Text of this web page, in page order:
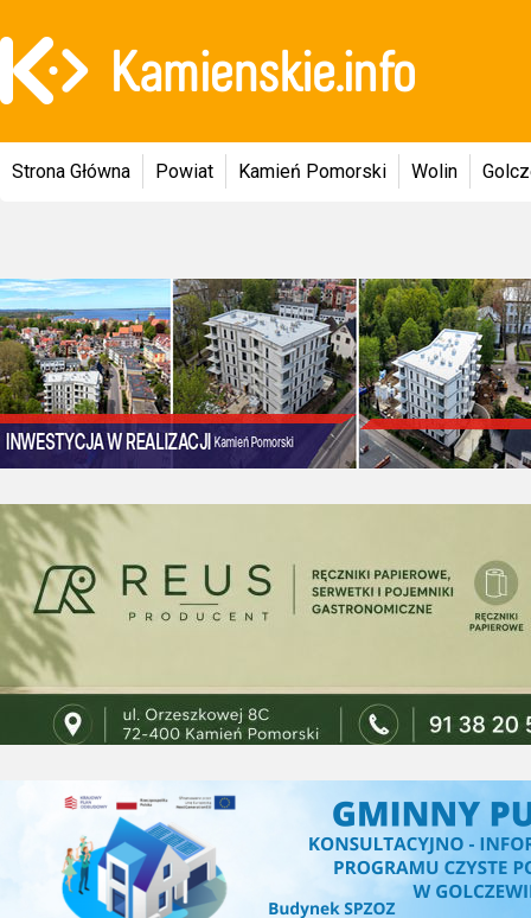
Strona Główna Powiat Kamień Pomorski Wolin